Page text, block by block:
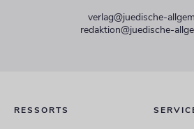
verlag@juedische-
redaktion@juedische-
RESSORTS